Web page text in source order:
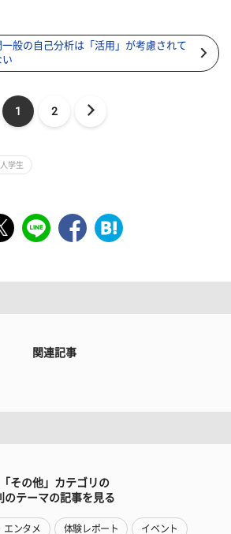
一般の自己分析は「活用」が考慮されて
い
1 2
学生
関連記事
「その他」カテゴリの
のテーマの記事を見る
エンタメ 体験レポート イベント